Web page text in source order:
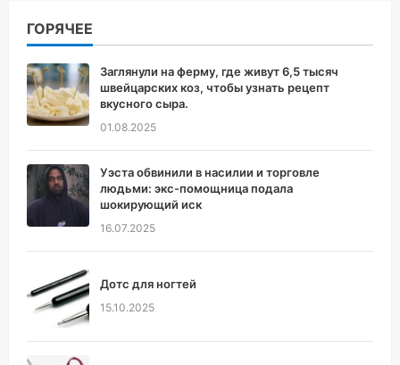
ГОРЯЧЕЕ
Заглянули на ферму, где живут 6,5 тысяч
швейцарских коз, чтобы узнать рецепт
вкусного сыра.
01.08.2025
Уэста обвинили в насилии и торговле
людьми: экс-помощница подала
шокирующий иск
16.07.2025
Дотс для ногтей
15.10.2025